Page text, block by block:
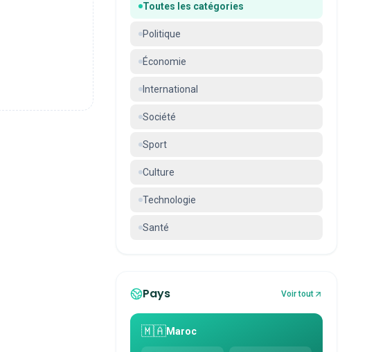
Toutes les catégories
Politique
Économie
International
Société
Sport
Culture
Technologie
Santé
Pays Voir tout
🇲🇦Maroc